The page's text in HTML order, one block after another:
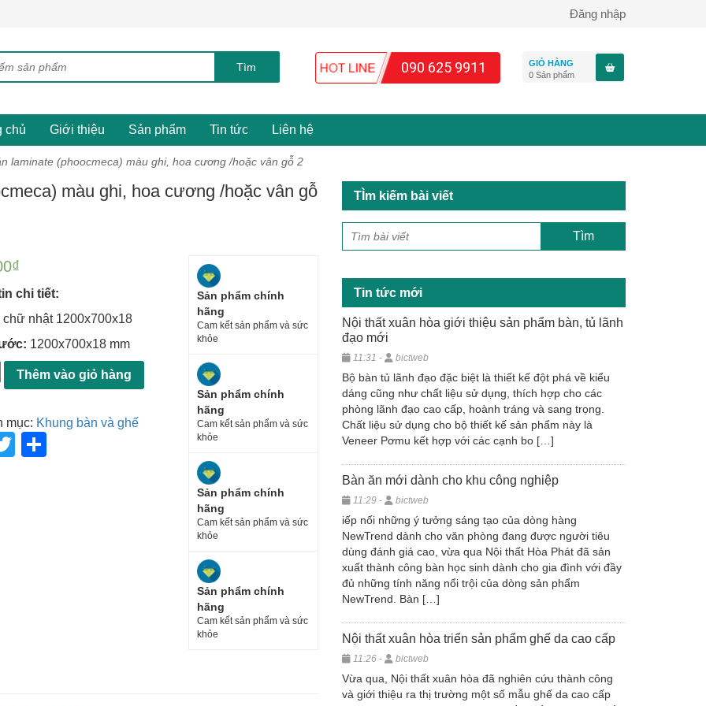
Đăng nhập
090 625 9911
GIỎ HÀNG
0Sản phẩm
chủ Giới thiệu Sản phẩm Tin tức Liên hệ
laminate (phoocmeca) màu ghi, hoa cương /hoặc vân gỗ 2
màu ghi, hoa cương /hoặc vân gỗ
₫
chi tiết:
chữ nhật 1200x700x18
1200x700x18 mm
Thêm vào giỏ hàng
mục: Khung bàn và ghế
T
Sản phẩm chính
hãng
Cam kết sản phẩm và sức
khỏe
Sản phẩm chính
hãng
Cam kết sản phẩm và sức
khỏe
Sản phẩm chính
hãng
Cam kết sản phẩm và sức
khỏe
Sản phẩm chính
hãng
Cam kết sản phẩm và sức
khỏe
TÌm kiếm bài viết
Tin tức mới
Nội thất xuân hòa giới thiệu sản phẩm bàn, tủ lãnh
đạo mới
11:31 - bictweb
Bộ bàn tủ lãnh đạo đặc biệt là thiết kế đột phá về kiểu
dáng cũng như chất liệu sử dụng, thích hợp cho các
phòng lãnh đạo cao cấp, hoành tráng và sang trọng.
Chất liệu sử dụng cho bộ thiết kế sản phẩm này là
Veneer Pơmu kết hợp với các cạnh bo […]
Bàn ăn mới dành cho khu công nghiệp
11:29 - bictweb
iếp nối những ý tưởng sáng tạo của dòng hàng
NewTrend dành cho văn phòng đang được người tiêu
dùng đánh giá cao, vừa qua Nội thất Hòa Phát đã sản
xuất thành công bàn học sinh dành cho gia đình với đầy
đủ những tính năng nổi trội của dòng sản phẩm
NewTrend. Bàn […]
Nội thất xuân hòa triển sản phẩm ghế da cao cấp
11:26 - bictweb
Vừa qua, Nội thất xuân hòa đã nghiên cứu thành công
và giới thiệu ra thị trường một số mẫu ghế da cao cấp